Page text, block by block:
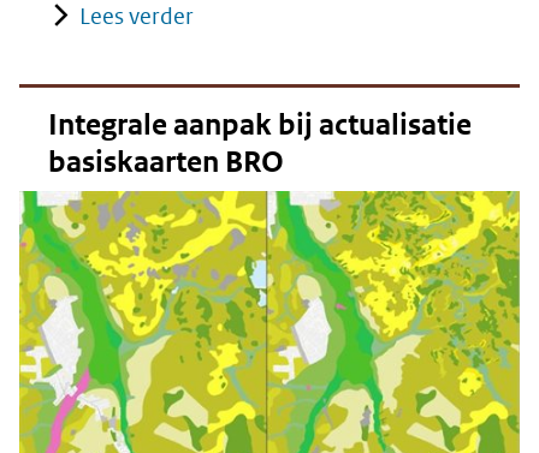
Lees verder
Integrale aanpak bij actualisatie
basiskaarten BRO